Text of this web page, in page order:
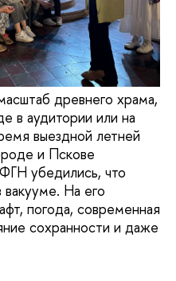
древнего храма,
в аудитории или на
выездной летней
и Пскове
убедились, что
На его
погода, современная
сохранности и даже